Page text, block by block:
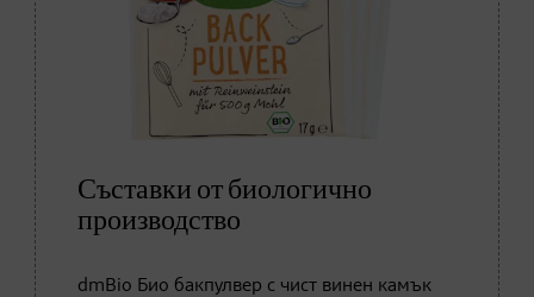
Съставки от биологично
производство
dmBio Био бакпулвер с чист винен камък